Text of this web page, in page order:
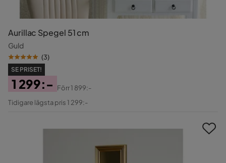
Aurillac Spegel 51 cm
Guld
(3)
SE PRISET!
Pris
1 299:-
Original
Förr1 899:-
Tidigare lägsta pris 1 299:-